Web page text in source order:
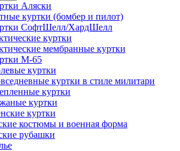
Аляски
куртки (бомбер и пилот)
СофтШелл/ХардШелл
куртки
мембранные куртки
М-65
куртки
куртки в стиле милитари
куртки
куртки
куртки
костюмы и военная форма
рубашки